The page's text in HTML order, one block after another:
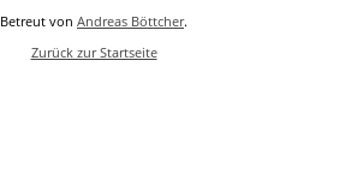
Betreut von Andreas Böttcher.
Zurück zur Startseite